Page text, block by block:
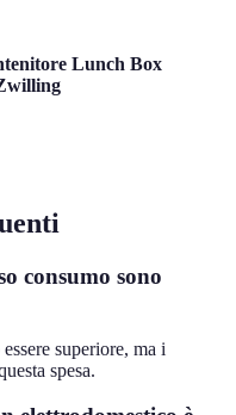
Lunch Box
consumo sono
superiore, ma i
spesa.